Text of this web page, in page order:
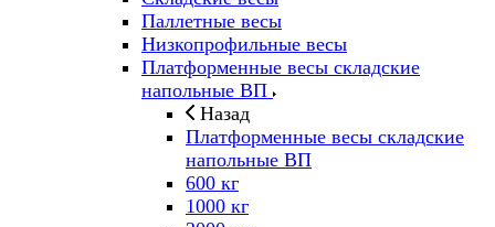
Паллетные весы
Низкопрофильные весы
Платформенные весы складские
напольные ВП
Назад
Платформенные весы складские
напольные ВП
600 кг
1000 кг